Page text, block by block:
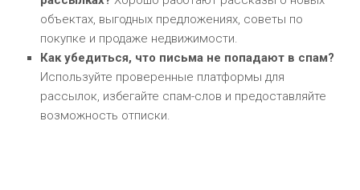
объектах, выгодных предложениях, советы по
покупке и продаже недвижимости.
Как убедиться, что письма не попадают в спам?
Используйте проверенные платформы для
рассылок, избегайте спам-слов и предоставляйте
возможность отписки.